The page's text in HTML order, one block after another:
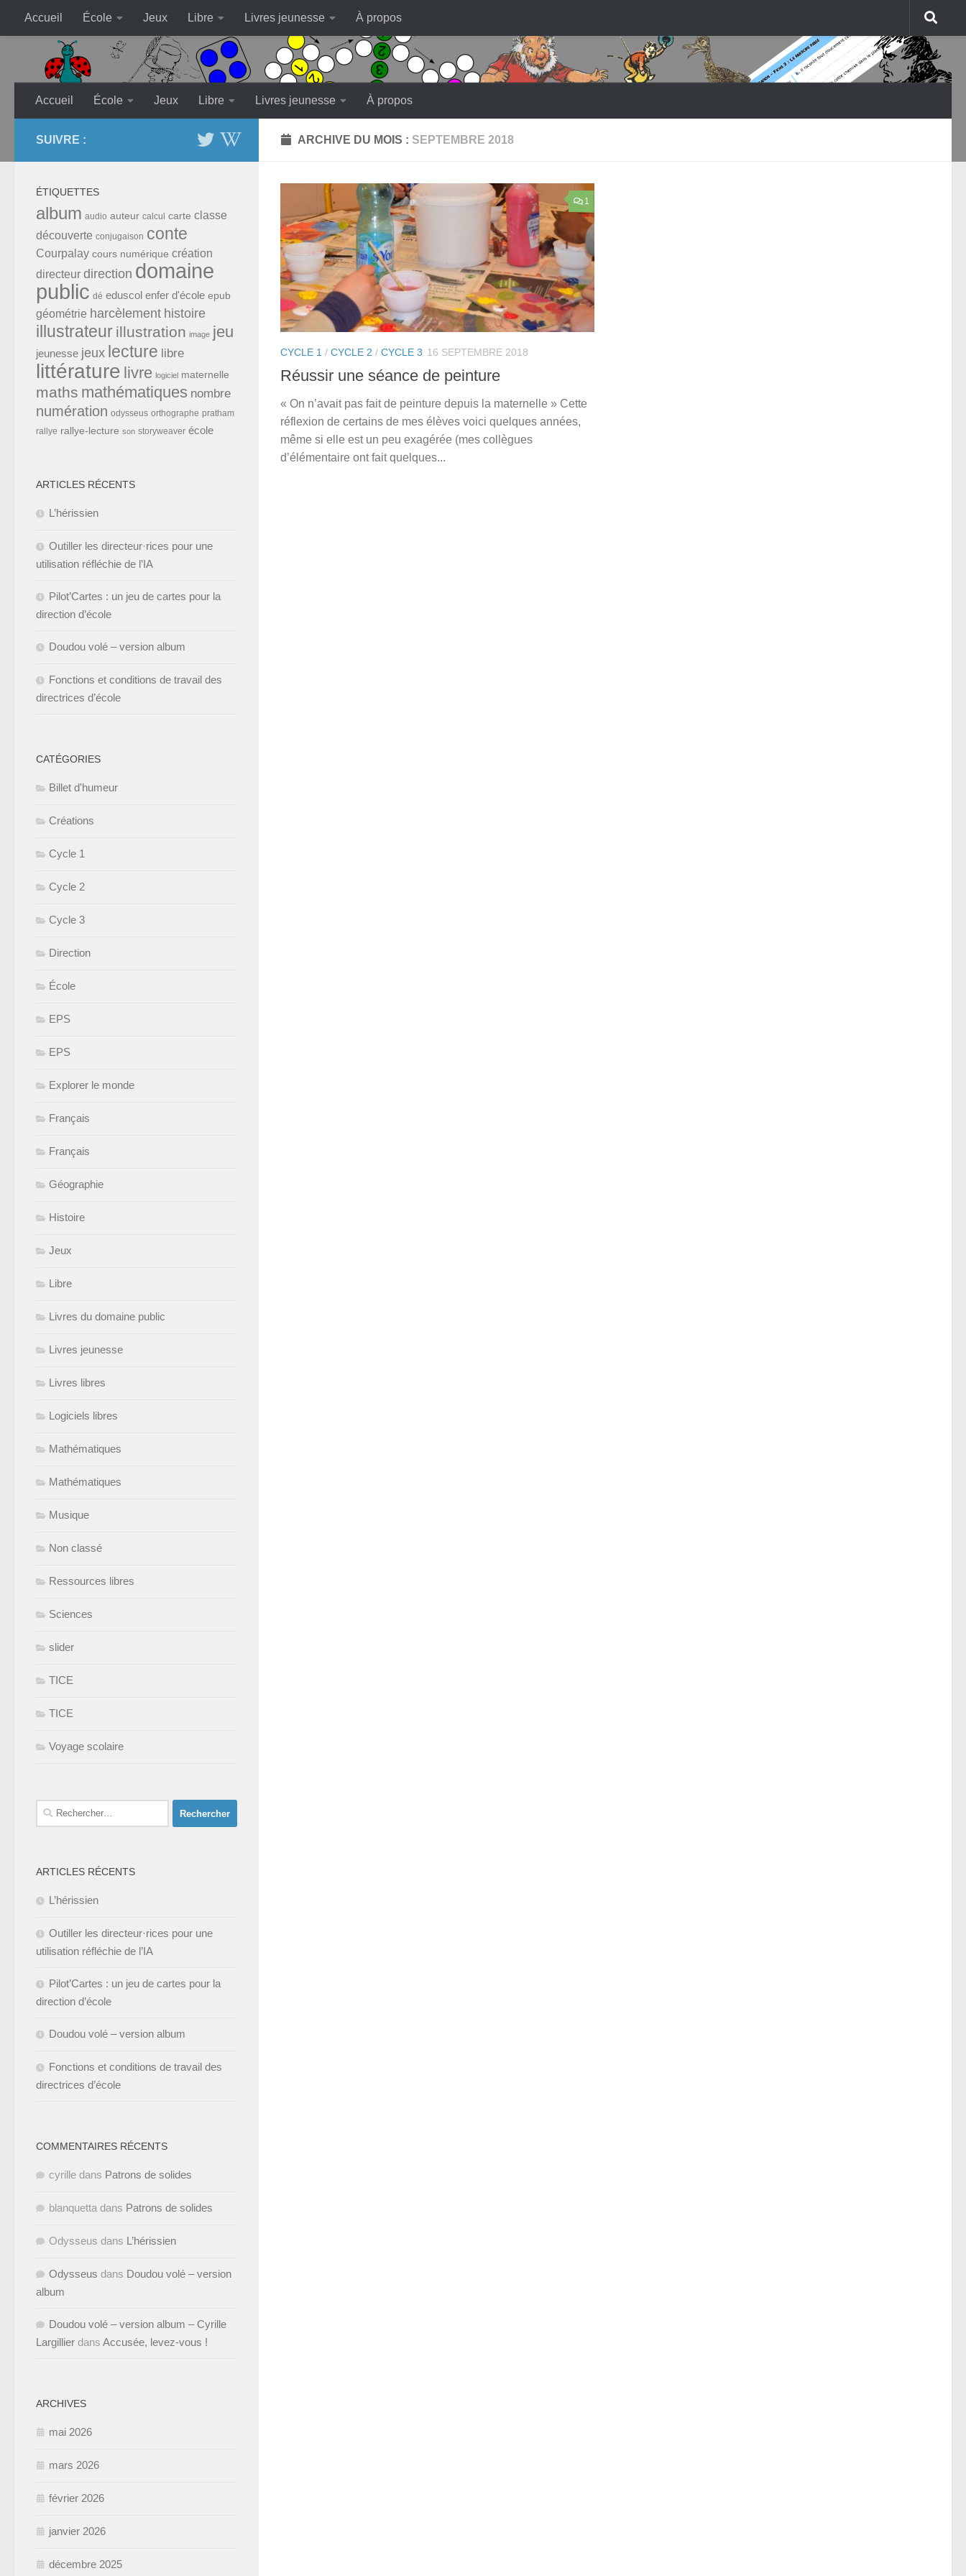
Skip to content
Accueil École Jeux Libre Livres jeunesse À propos
Accueil École Jeux Libre Livres jeunesse À propos
ARCHIVE DU MOIS : SEPTEMBRE 2018
1
CYCLE 1 / CYCLE 2 / CYCLE 3 16 SEPTEMBRE 2018
Réussir une séance de peinture
« On n’avait pas fait de peinture depuis la maternelle » Cette
réflexion de certains de mes élèves voici quelques années,
même si elle est un peu exagérée (mes collègues
d’élémentaire ont fait quelques...
SUIVRE :
ÉTIQUETTES
album audio auteur calcul carte classe
découverte conjugaison conte
Courpalay cours numérique création
directeur direction domaine
public dé eduscol enfer d'école epub
géométrie harcèlement histoire
illustrateur illustration image jeu
jeunesse jeux lecture libre
littérature livre logiciel maternelle
maths mathématiques nombre
numération odysseus orthographe pratham
rallye rallye-lecture son storyweaver école
ARTICLES RÉCENTS
L’hérissien
Outiller les directeur·rices pour une
utilisation réfléchie de l’IA
Pilot’Cartes : un jeu de cartes pour la
direction d’école
Doudou volé – version album
Fonctions et conditions de travail des
directrices d’école
CATÉGORIES
Billet d'humeur
Créations
Cycle 1
Cycle 2
Cycle 3
Direction
École
EPS
EPS
Explorer le monde
Français
Français
Géographie
Histoire
Jeux
Libre
Livres du domaine public
Livres jeunesse
Livres libres
Logiciels libres
Mathématiques
Mathématiques
Musique
Non classé
Ressources libres
Sciences
slider
TICE
TICE
Voyage scolaire
Rechercher :
ARTICLES RÉCENTS
L’hérissien
Outiller les directeur·rices pour une
utilisation réfléchie de l’IA
Pilot’Cartes : un jeu de cartes pour la
direction d’école
Doudou volé – version album
Fonctions et conditions de travail des
directrices d’école
COMMENTAIRES RÉCENTS
cyrille dans Patrons de solides
blanquetta dans Patrons de solides
Odysseus dans L’hérissien
Odysseus dans Doudou volé – version
album
Doudou volé – version album – Cyrille
Largillier dans Accusée, levez-vous !
ARCHIVES
mai 2026
mars 2026
février 2026
janvier 2026
décembre 2025